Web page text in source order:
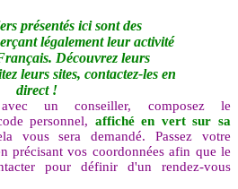
présentés ici sont des
légalement leur activité
Découvrez leurs
leurs sites, contactez-les en
direct !
un conseiller, composez le
personnel, affiché en vert sur sa
vous sera demandé. Passez votre
précisant vos coordonnées afin que le
pour définir d'un rendez-vous